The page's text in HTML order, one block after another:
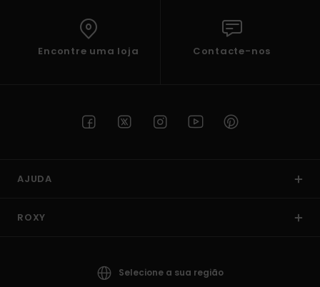
Encontre uma loja Contacte-nos
AJUDA
ROXY
Selecione a sua região